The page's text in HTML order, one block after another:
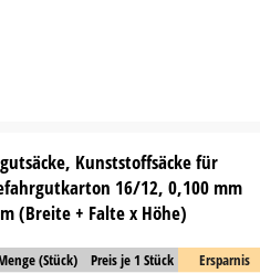
Kunststoffsäcke für
16/12, 0,100 mm
(Breite + Falte x Höhe)
(Stück) Preis je 1 Stück
Ersparnis